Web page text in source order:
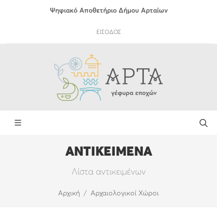
Ψηφιακό Αποθετήριο Δήμου Αρταίων
ΕΙΣΟΔΟΣ
ΑΝΤΙΚΕΙΜΕΝΑ
Λίστα αντικειμένων
Αρχική Αρχαιολογικοί Χώροι